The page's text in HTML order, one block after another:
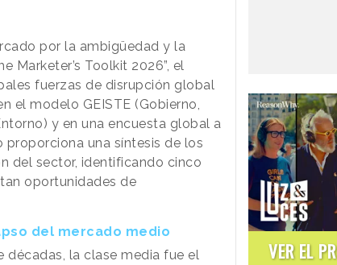
por la ambigüedad y la
Marketer’s Toolkit 2026”, el
fuerzas de disrupción global
el modelo GEISTE (Gobierno,
y en una encuesta global a
una síntesis de los
del sector, identificando cinco
oportunidades de
del mercado medio
décadas, la clase media fue el
VER EL